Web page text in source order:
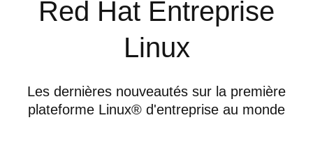
Red Hat Entreprise
Linux
Les dernières nouveautés sur la première
plateforme Linux® d'entreprise au monde